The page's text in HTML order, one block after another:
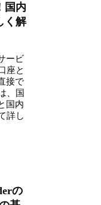
国内
く解
ービ
座と
接で
、国
国内
詳し
の